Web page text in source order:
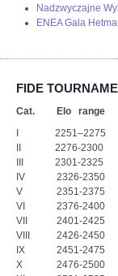
Nadzwyczajne
ENEA Gala
FIDE
Cat. Elo range
I 2251–2275
II 2276-2300
III 2301-2325
IV 2326-2350
V 2351-2375
VI 2376-2400
VII 2401-2425
VIII 2426-2450
IX 2451-2475
X 2476-2500